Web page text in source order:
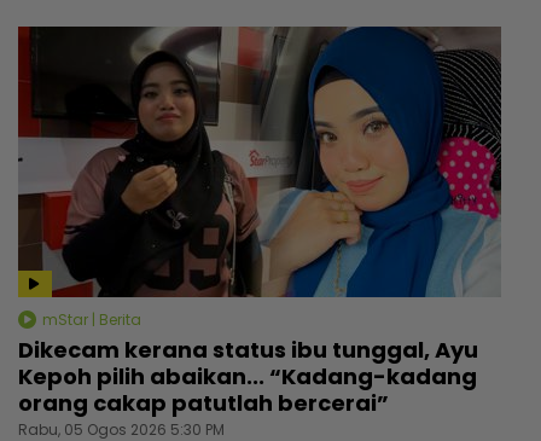
mStar | Berita
Dikecam kerana status ibu tunggal, Ayu
Kepoh pilih abaikan... “Kadang-kadang
orang cakap patutlah bercerai”
Rabu, 05 Ogos 2026 5:30 PM